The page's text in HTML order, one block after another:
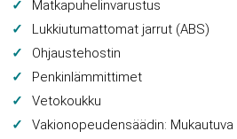
Matkapuhelinvarustus
Lukkiutumattomat jarrut (ABS)
Ohjaustehostin
Penkinlämmittimet
Vetokoukku
Vakionopeudensäädin: Mukautuva